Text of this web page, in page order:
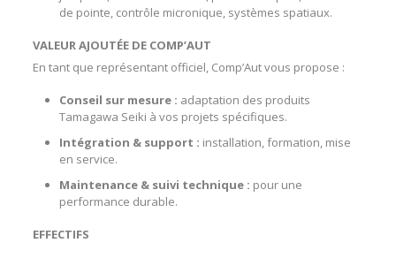
de pointe, contrôle micronique, systèmes spatiaux.
VALEUR AJOUTÉE DE COMP’AUT
En tant que représentant officiel, Comp’Aut vous propose :
Conseil sur mesure : adaptation des produits
Tamagawa Seiki à vos projets spécifiques.
Intégration & support : installation, formation, mise
en service.
Maintenance & suivi technique : pour une
performance durable.
EFFECTIFS